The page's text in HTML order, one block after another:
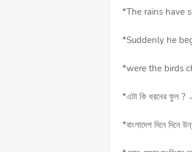
*The rains have
*Suddenly he
*were the birds
*এটা কি ধরনের
*বাংলাদেশ দিনে